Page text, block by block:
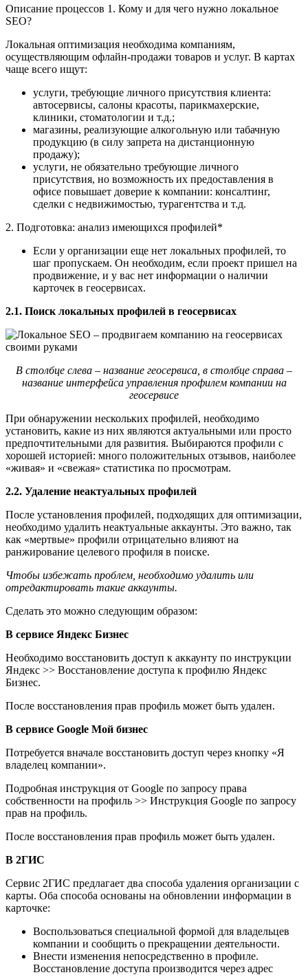
Описание процессов 1. Кому и для чего нужно локальное
SEO?
Локальная оптимизация необходима компаниям,
осуществляющим офлайн-продажи товаров и услуг. В картах
чаще всего ищут:
услуги, требующие личного присутствия клиента:
автосервисы, салоны красоты, парикмахерские,
клиники, стоматологии и т.д.;
магазины, реализующие алкогольную или табачную
продукцию (в силу запрета на дистанционную
продажу);
услуги, не обязательно требующие личного
присутствия, но возможность их предоставления в
офисе повышает доверие к компании: консалтинг,
сделки с недвижимостью, турагентства и т.д.
2. Подготовка: анализ имеющихся профилей*
Если у организации еще нет локальных профилей, то
шаг пропускаем. Он необходим, если проект пришел на
продвижение, и у вас нет информации о наличии
карточек в геосервисах.
2.1. Поиск локальных профилей в геосервисах
В столбце слева – название геосервиса, в столбце справа –
название интерфейса управления профилем компании на
геосервисе
При обнаружении нескольких профилей, необходимо
установить, какие из них являются актуальными или просто
предпочтительными для развития. Выбираются профили с
хорошей историей: много положительных отзывов, наиболее
«живая» и «свежая» статистика по просмотрам.
2.2. Удаление неактуальных профилей
После установления профилей, подходящих для оптимизации,
необходимо удалить неактуальные аккаунты. Это важно, так
как «мертвые» профили отрицательно влияют на
ранжирование целевого профиля в поиске.
Чтобы избежать проблем, необходимо удалить или
отредактировать такие аккаунты.
Сделать это можно следующим образом:
В сервисе Яндекс Бизнес
Необходимо восстановить доступ к аккаунту по инструкции
Яндекс >> Восстановление доступа к профилю Яндекс
Бизнес.
После восстановления прав профиль может быть удален.
В сервисе Google Мой бизнес
Потребуется вначале восстановить доступ через кнопку «Я
владелец компании».
Подробная инструкция от Google по запросу права
собственности на профиль >> Инструкция Google по запросу
прав на профиль.
После восстановления прав профиль может быть удален.
В 2ГИС
Сервис 2ГИС предлагает два способа удаления организации с
карты. Оба способа основаны на обновлении информации в
карточке:
Воспользоваться специальной формой для владельцев
компании и сообщить о прекращении деятельности.
Внести изменения непосредственно в профиле.
Восстановление доступа производится через адрес